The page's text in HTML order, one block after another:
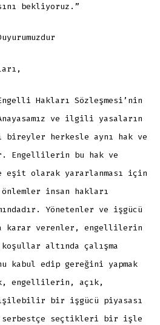
bekliyoruz.”
Hakları Sözleşmesi’nin
ve ilgili yasaların
herkesle aynı hak ve
Engellilerin bu hak ve
eşit olarak yararlanması için
önlemler insan hakları
Yönetenler ve işgücü
karar verenler, engellilerin
altında çalışma
kabul edip gereğini yapmak
engellilerin, açık,
bir işgücü piyasası
serbestçe seçtikleri bir işle